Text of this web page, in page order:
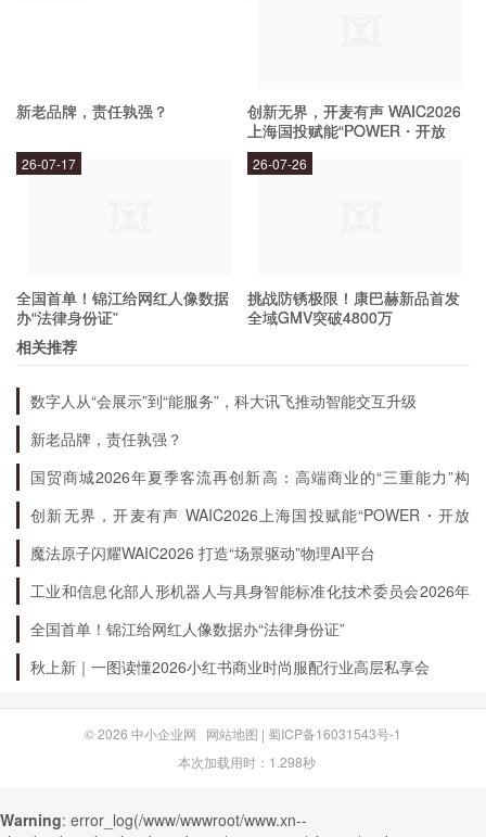
保留好兑换凭证和相关文件，以备日后查询。
在旅行前，了解目的地国家的货币类型和汇率。
新老品牌，责任孰强？
创新无界，开麦有声 WAIC2026
上海国投赋能“POWER・开放
麦”专场成功举办
全国首单！锦江给网红人像数据
办“法律身份证”
26-07-17
挑战防锈极限！康巴赫新品首发
全域GMV突破4800万
26-07-26
相关推荐
数字人从“会展示”到“能服务”，科大讯飞推动智能交互升级
新老品牌，责任孰强？
国贸商城2026年夏季客流再创新高：高端商业的“三重能力”构
创新无界，开麦有声 WAIC2026上海国投赋能“POWER・开放
麦”专场成功举办
魔法原子闪耀WAIC2026 打造“场景驱动”物理AI平台
工业和信息化部人形机器人与具身智能标准化技术委员会2026年
度全体会议暨“标准周”活动在浙江绍兴召开
全国首单！锦江给网红人像数据办“法律身份证”
秋上新｜一图读懂2026小红书商业时尚服配行业高层私享会
© 2026 中小企业网 网站地图 | 蜀ICP备16031543号-1
本次加载用时：1.298秒
Warning: error_log(/www/wwwroot/www.xn--